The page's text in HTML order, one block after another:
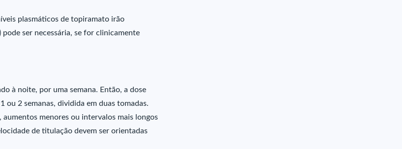
plasmáticos de topiramato irão
pode ser necessária, se for clinicamente
à noite, por uma semana. Então, a dose
ou 2 semanas, dividida em duas tomadas.
menores ou intervalos mais longos
de titulação devem ser orientadas